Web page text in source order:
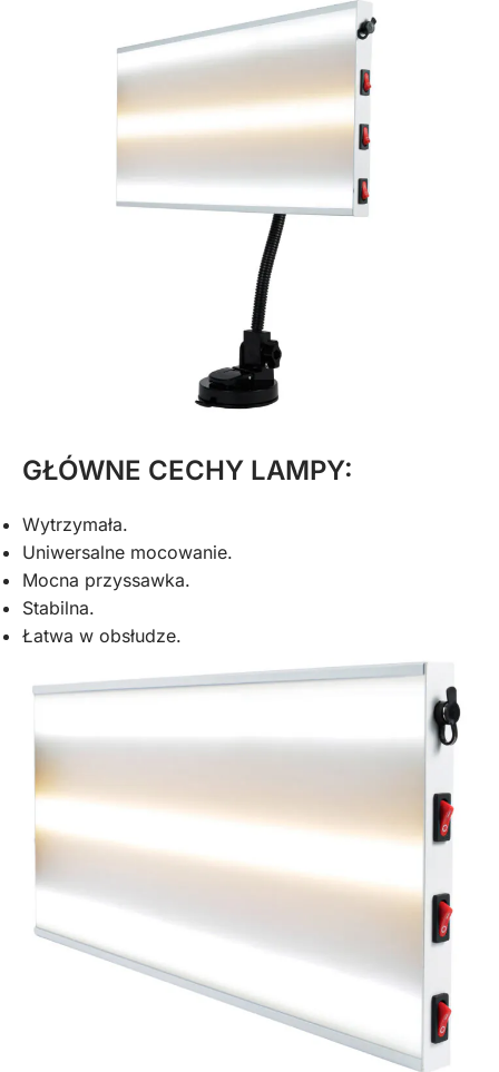
GŁÓWNE CECHY LAMPY:
Wytrzymała.
Uniwersalne mocowanie.
Mocna przyssawka.
Stabilna.
Łatwa w obsłudze.